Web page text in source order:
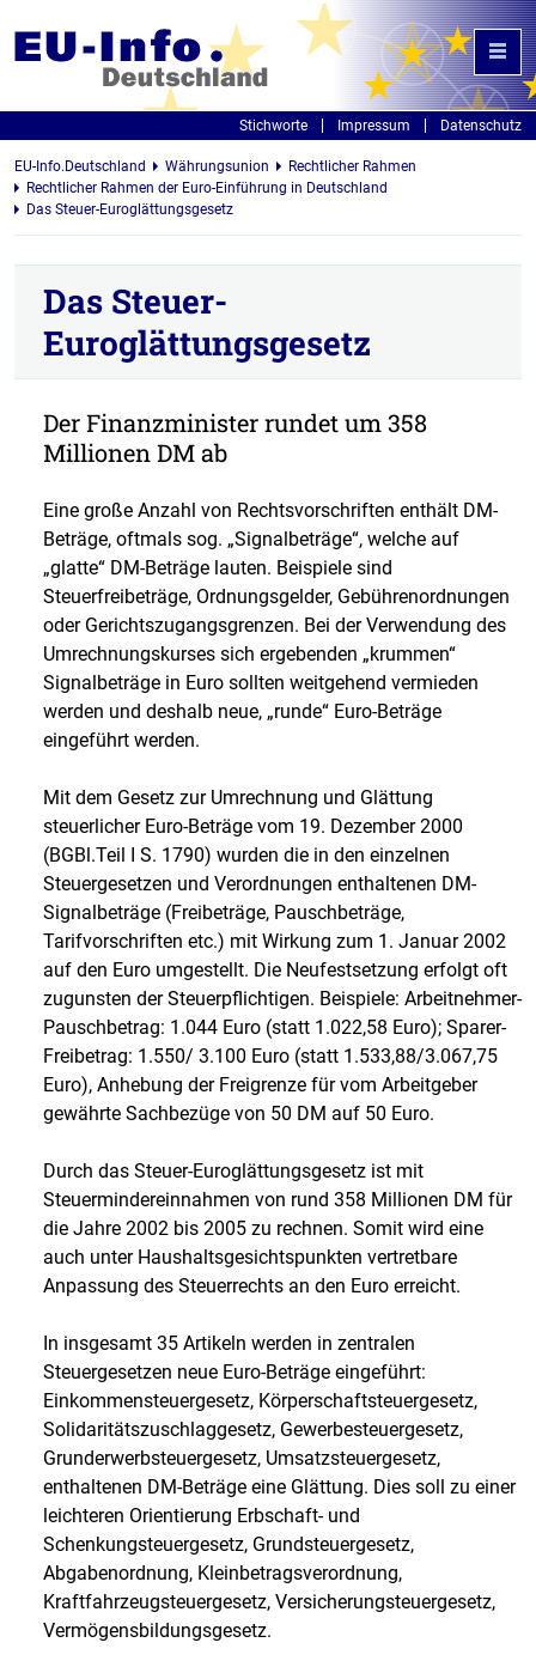
Stichworte Impressum Datenschutz
EU-Info.Deutschland Währungsunion
Rechtlicher Rahmen
Rechtlicher Rahmen der Euro-Einführung in Deutschland
Das Steuer-Euroglättungsgesetz
Das Steuer-
Euroglättungsgesetz
Der Finanzminister rundet um 358
Millionen DM ab
Eine große Anzahl von Rechtsvorschriften enthält DM-
Beträge, oftmals sog. „Signalbeträge“, welche auf
„glatte“ DM-Beträge lauten. Beispiele sind
Steuerfreibeträge, Ordnungsgelder, Gebührenordnungen
oder Gerichtszugangsgrenzen. Bei der Verwendung des
Umrechnungskurses sich ergebenden „krummen“
Signalbeträge in Euro sollten weitgehend vermieden
werden und deshalb neue, „runde“ Euro-Beträge
eingeführt werden.
Mit dem Gesetz zur Umrechnung und Glättung
steuerlicher Euro-Beträge vom 19. Dezember 2000
(BGBl.Teil I S. 1790) wurden die in den einzelnen
Steuergesetzen und Verordnungen enthaltenen DM-
Signalbeträge (Freibeträge, Pauschbeträge,
Tarifvorschriften etc.) mit Wirkung zum 1. Januar 2002
auf den Euro umgestellt. Die Neufestsetzung erfolgt oft
zugunsten der Steuerpflichtigen. Beispiele: Arbeitnehmer-
Pauschbetrag: 1.044 Euro (statt 1.022,58 Euro); Sparer-
Freibetrag: 1.550/ 3.100 Euro (statt 1.533,88/3.067,75
Euro), Anhebung der Freigrenze für vom Arbeitgeber
gewährte Sachbezüge von 50 DM auf 50 Euro.
Durch das Steuer-Euroglättungsgesetz ist mit
Steuermindereinnahmen von rund 358 Millionen DM für
die Jahre 2002 bis 2005 zu rechnen. Somit wird eine
auch unter Haushaltsgesichtspunkten vertretbare
Anpassung des Steuerrechts an den Euro erreicht.
In insgesamt 35 Artikeln werden in zentralen
Steuergesetzen neue Euro-Beträge eingeführt:
Einkommensteuergesetz, Körperschaftsteuergesetz,
Solidaritätszuschlaggesetz, Gewerbesteuergesetz,
Grunderwerbsteuergesetz, Umsatzsteuergesetz,
enthaltenen DM-Beträge eine Glättung. Dies soll zu einer
leichteren Orientierung Erbschaft- und
Schenkungsteuergesetz, Grundsteuergesetz,
Abgabenordnung, Kleinbetragsverordnung,
Kraftfahrzeugsteuergesetz, Versicherungsteuergesetz,
Vermögensbildungsgesetz.